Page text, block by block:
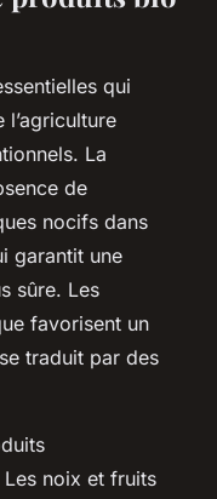
qui
La
de
nocifs dans
garantit une
sûre. Les
favorisent un
traduit par des
noix et fruits